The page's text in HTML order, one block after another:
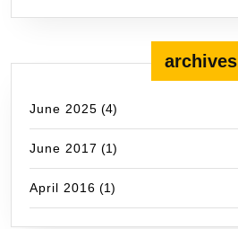
archives
June 2025 (4)
June 2017 (1)
April 2016 (1)